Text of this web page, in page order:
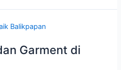
Garment di